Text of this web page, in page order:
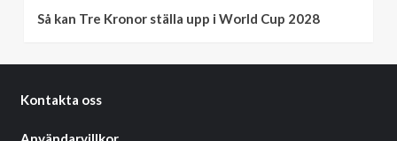
Så kan Tre Kronor ställa upp i World Cup 2028
Kontakta oss